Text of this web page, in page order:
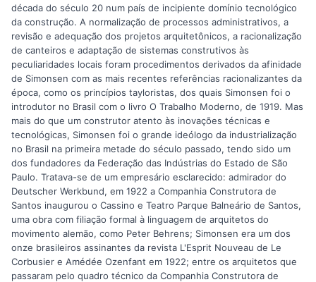
década do século 20 num país de incipiente domínio tecnológico
da construção. A normalização de processos administrativos, a
revisão e adequação dos projetos arquitetônicos, a racionalização
de canteiros e adaptação de sistemas construtivos às
peculiaridades locais foram procedimentos derivados da afinidade
de Simonsen com as mais recentes referências racionalizantes da
época, como os princípios tayloristas, dos quais Simonsen foi o
introdutor no Brasil com o livro O Trabalho Moderno, de 1919. Mas
mais do que um construtor atento às inovações técnicas e
tecnológicas, Simonsen foi o grande ideólogo da industrialização
no Brasil na primeira metade do século passado, tendo sido um
dos fundadores da Federação das Indústrias do Estado de São
Paulo. Tratava-se de um empresário esclarecido: admirador do
Deutscher Werkbund, em 1922 a Companhia Construtora de
Santos inaugurou o Cassino e Teatro Parque Balneário de Santos,
uma obra com filiação formal à linguagem de arquitetos do
movimento alemão, como Peter Behrens; Simonsen era um dos
onze brasileiros assinantes da revista L'Esprit Nouveau de Le
Corbusier e Amédée Ozenfant em 1922; entre os arquitetos que
passaram pelo quadro técnico da Companhia Construtora de